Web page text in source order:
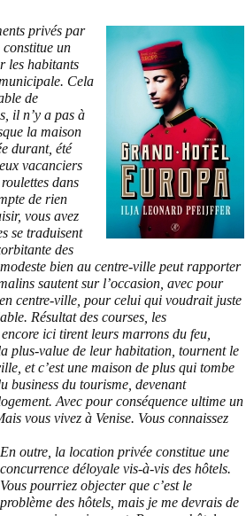
privés par
un
les habitants
Cela
de
il n’y a pas à
la maison
durant, été
vacanciers
dans
de rien
vous avez
se traduisent
des
bien au centre-ville peut rapporter
sautent sur l’occasion, avec pour
centre-ville, pour celui qui voudrait juste
Résultat des courses, les
ici tirent leurs marrons du feu,
plus-value de leur habitation, tournent le
et c’est une maison de plus qui tombe
business du tourisme, devenant
Avec pour conséquence ultime un
vous vivez à Venise. Vous connaissez
En outre, la location privée constitue une
concurrence déloyale vis-à-vis des hôtels.
Vous pourriez objecter que c’est le
problème des hôtels, mais je me devrais de